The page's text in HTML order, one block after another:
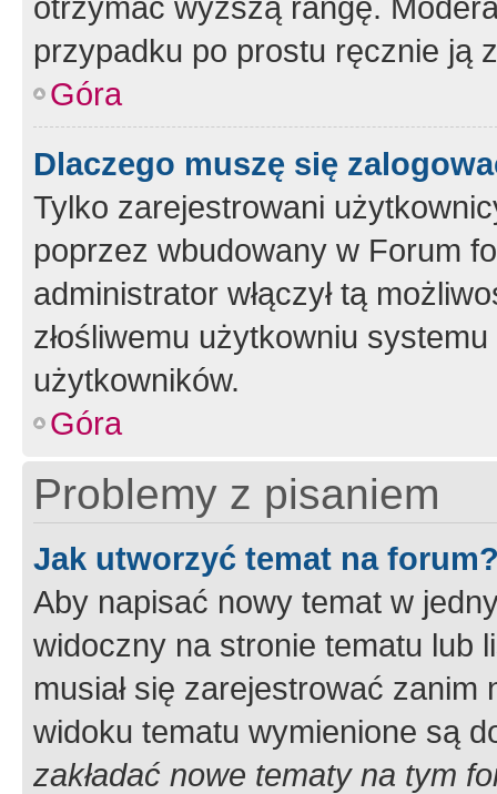
przypadku po prostu ręcznie ją
Góra
Dlaczego muszę się
Tylko zarejestrowani
poprzez wbudowany w Forum
administrator włączył tą
złośliwemu użytkowniu
użytkowników.
Góra
Problemy z pisaniem
Jak utworzyć temat na
Aby napisać nowy temat w
widoczny na stronie tematu lub
musiał się zarejestrować
widoku tematu wymienione są
zakładać nowe tematy na tym